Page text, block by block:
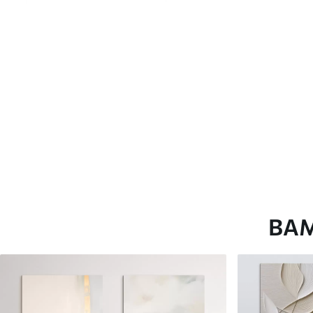
Стійкість до вицвітання
Безпечне чорнило без запаху
Яскраві, насичені
Стійкість до
Безпечне чорнило